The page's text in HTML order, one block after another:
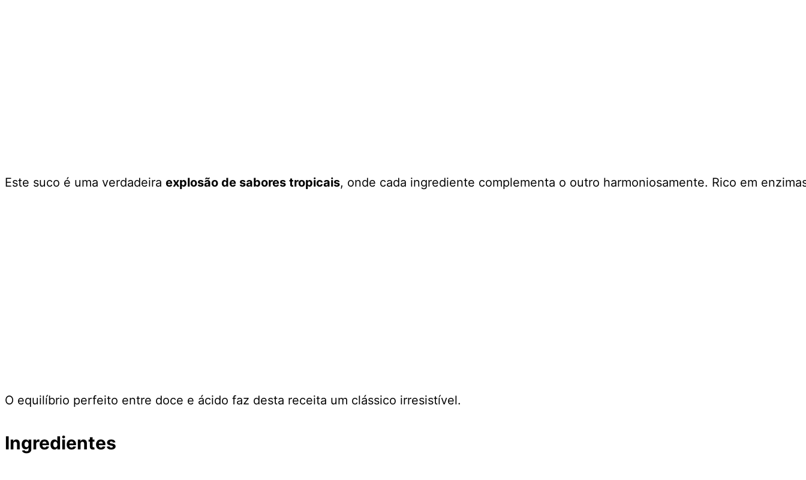
Este suco é uma verdadeira explosão de sabores tropicais, onde cada ingrediente complementa o outro harmoniosamente. Rico em
O equilíbrio perfeito entre doce e ácido faz desta receita um clássico irresistível.
Ingredientes